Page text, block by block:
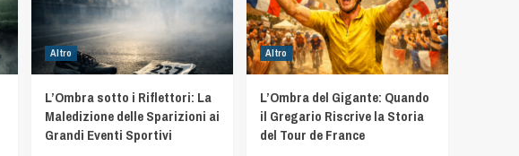
Altro
L’Ombra sotto i Riflettori: La
Maledizione delle Sparizioni ai
Grandi Eventi Sportivi
Altro
L’Ombra del Gigante: Quando
il Gregario Riscrive la Storia
del Tour de France